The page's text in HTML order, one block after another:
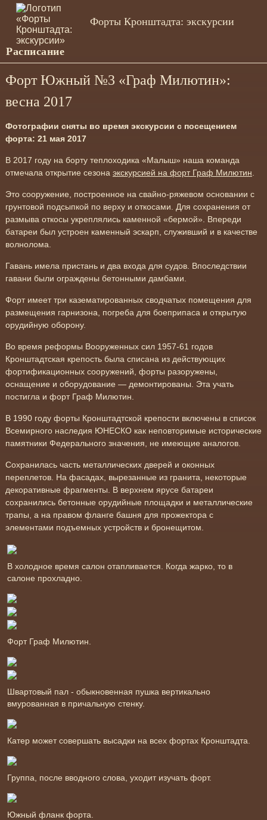
Форты Кронштадта: экскурсии
Расписание
Форт Южный №3 «Граф Милютин»:
весна 2017
Фотографии сняты во время экскурсии с посещением
форта: 21 мая 2017
В 2017 году на борту теплоходика «Малыш» наша команда
отмечала открытие сезона экскурсией на форт Граф Милютин
Это сооружение, построенное на свайно-ряжевом основании с
грунтовой подсыпкой по верху и откосами. Для сохранения от
размыва откосы укреплялись каменной «бермой». Впереди
батареи был устроен каменный эскарп, служивший и в качестве
волнолома.
Гавань имела пристань и два входа для судов. Впоследствии
гавани были ограждены бетонными дамбами.
Форт имеет три казематированных сводчатых помещения для
размещения гарнизона, погреба для боеприпаса и открытую
орудийную оборону.
Во время реформы Вооруженных сил 1957-61 годов
Кронштадтская крепость была списана из действующих
фортификационных сооружений, форты разоружены,
оснащение и оборудование — демонтированы. Эта учать
постигла и форт Граф Милютин.
В 1990 году форты Кронштадтской крепости включены в список
Всемирного наследия ЮНЕСКО как неповторимые исторические
памятники Федерального значения, не имеющие аналогов.
Сохранилась часть металлических дверей и оконных
переплетов. На фасадах, вырезанные из гранита, некоторые
декоративные фрагменты. В верхнем ярусе батареи
сохранились бетонные орудийные площадки и металлические
трапы, а на правом фланге башня для прожектора с
элементами подъемных устройств и бронещитом.
В холодное время салон отапливается. Когда жарко, то в
салоне прохладно.
Форт Граф Милютин.
Швартовый пал - обыкновенная пушка вертикально
вмурованная в причальную стенку.
Катер может совершать высадки на всех фортах Кронштадта.
Группа, после вводного слова, уходит изучать форт.
Южный фланк форта.